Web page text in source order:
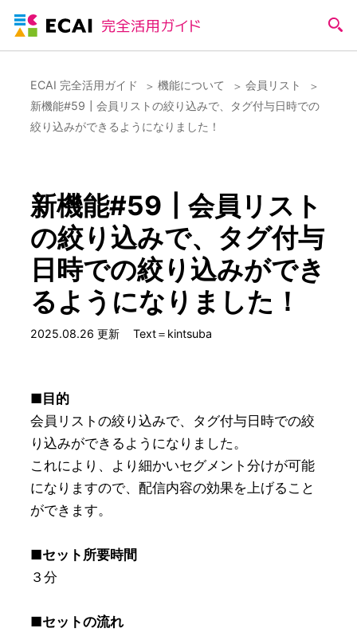
ECAI 完全活用ガイド 機能について
会員リスト
新機能#59┃会員リストの絞り込みで、タグ付与日時での
絞り込みができるようになりました！
新機能#59┃会員リスト
の絞り込みで、タグ付与
日時での絞り込みができ
るようになりました！
2025.08.26 更新 Text＝kintsuba
■目的
会員リストの絞り込みで、タグ付与日時での絞
り込みができるようになりました。
これにより、より細かいセグメント分けが可能
になりますので、配信内容の効果を上げること
■セット所要時間
■セットの流れ